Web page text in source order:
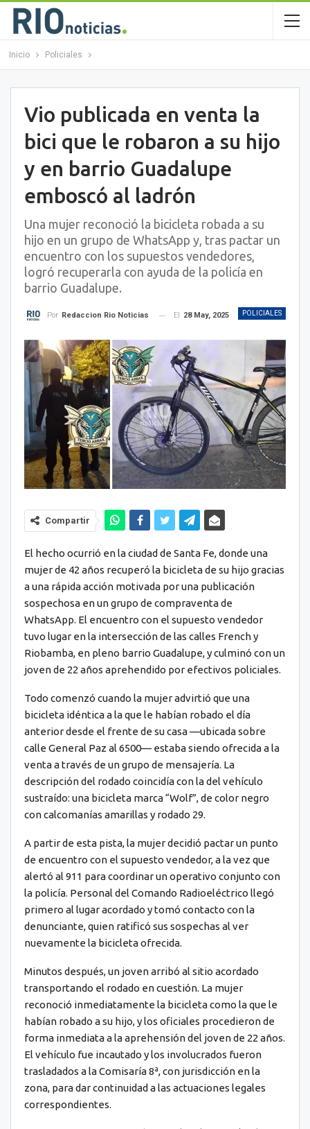
Inicio Policiales
Vio publicada en venta la
bici que le robaron a su hijo
y en barrio Guadalupe
emboscó al ladrón
Una mujer reconoció la bicicleta robada a su
hijo en un grupo de WhatsApp y, tras pactar un
encuentro con los supuestos vendedores,
logró recuperarla con ayuda de la policía en
barrio Guadalupe.
POLICIALES
Por Redaccion Rio Noticias El 28 May, 2025
Compartir
El hecho ocurrió en la ciudad de Santa Fe, donde una
mujer de 42 años recuperó la bicicleta de su hijo gracias
a una rápida acción motivada por una publicación
sospechosa en un grupo de compraventa de
WhatsApp. El encuentro con el supuesto vendedor
tuvo lugar en la intersección de las calles French y
Riobamba, en pleno barrio Guadalupe, y culminó con un
joven de 22 años aprehendido por efectivos policiales.
Todo comenzó cuando la mujer advirtió que una
bicicleta idéntica a la que le habían robado el día
anterior desde el frente de su casa —ubicada sobre
calle General Paz al 6500— estaba siendo ofrecida a la
venta a través de un grupo de mensajería. La
descripción del rodado coincidía con la del vehículo
sustraído: una bicicleta marca “Wolf”, de color negro
con calcomanías amarillas y rodado 29.
A partir de esta pista, la mujer decidió pactar un punto
de encuentro con el supuesto vendedor, a la vez que
alertó al 911 para coordinar un operativo conjunto con
la policía. Personal del Comando Radioeléctrico llegó
primero al lugar acordado y tomó contacto con la
denunciante, quien ratificó sus sospechas al ver
nuevamente la bicicleta ofrecida.
Minutos después, un joven arribó al sitio acordado
transportando el rodado en cuestión. La mujer
reconoció inmediatamente la bicicleta como la que le
habían robado a su hijo, y los oficiales procedieron de
forma inmediata a la aprehensión del joven de 22 años.
El vehículo fue incautado y los involucrados fueron
trasladados a la Comisaría 8ª, con jurisdicción en la
zona, para dar continuidad a las actuaciones legales
correspondientes.